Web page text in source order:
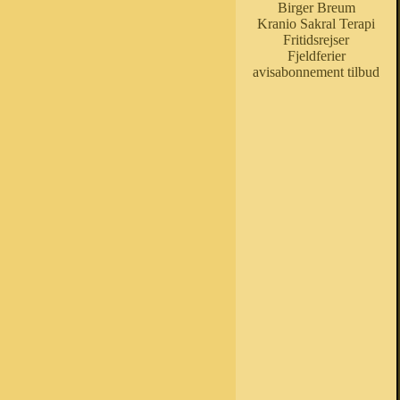
Birger Breum
Kranio Sakral Terapi
Fritidsrejser
Fjeldferier
avisabonnement tilbud